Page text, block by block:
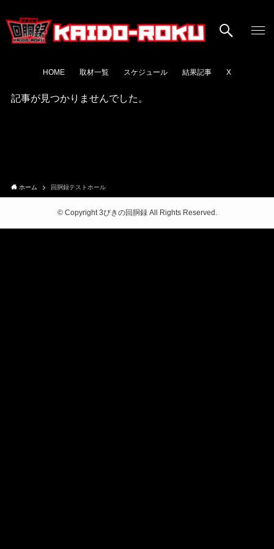
HOME 取材一覧 スケジュール 結果記事 X
記事が見つかりませんでした。
ホーム 回胴録テストホール
©Copyright 3びきの回胴録 All Rights Reserved.